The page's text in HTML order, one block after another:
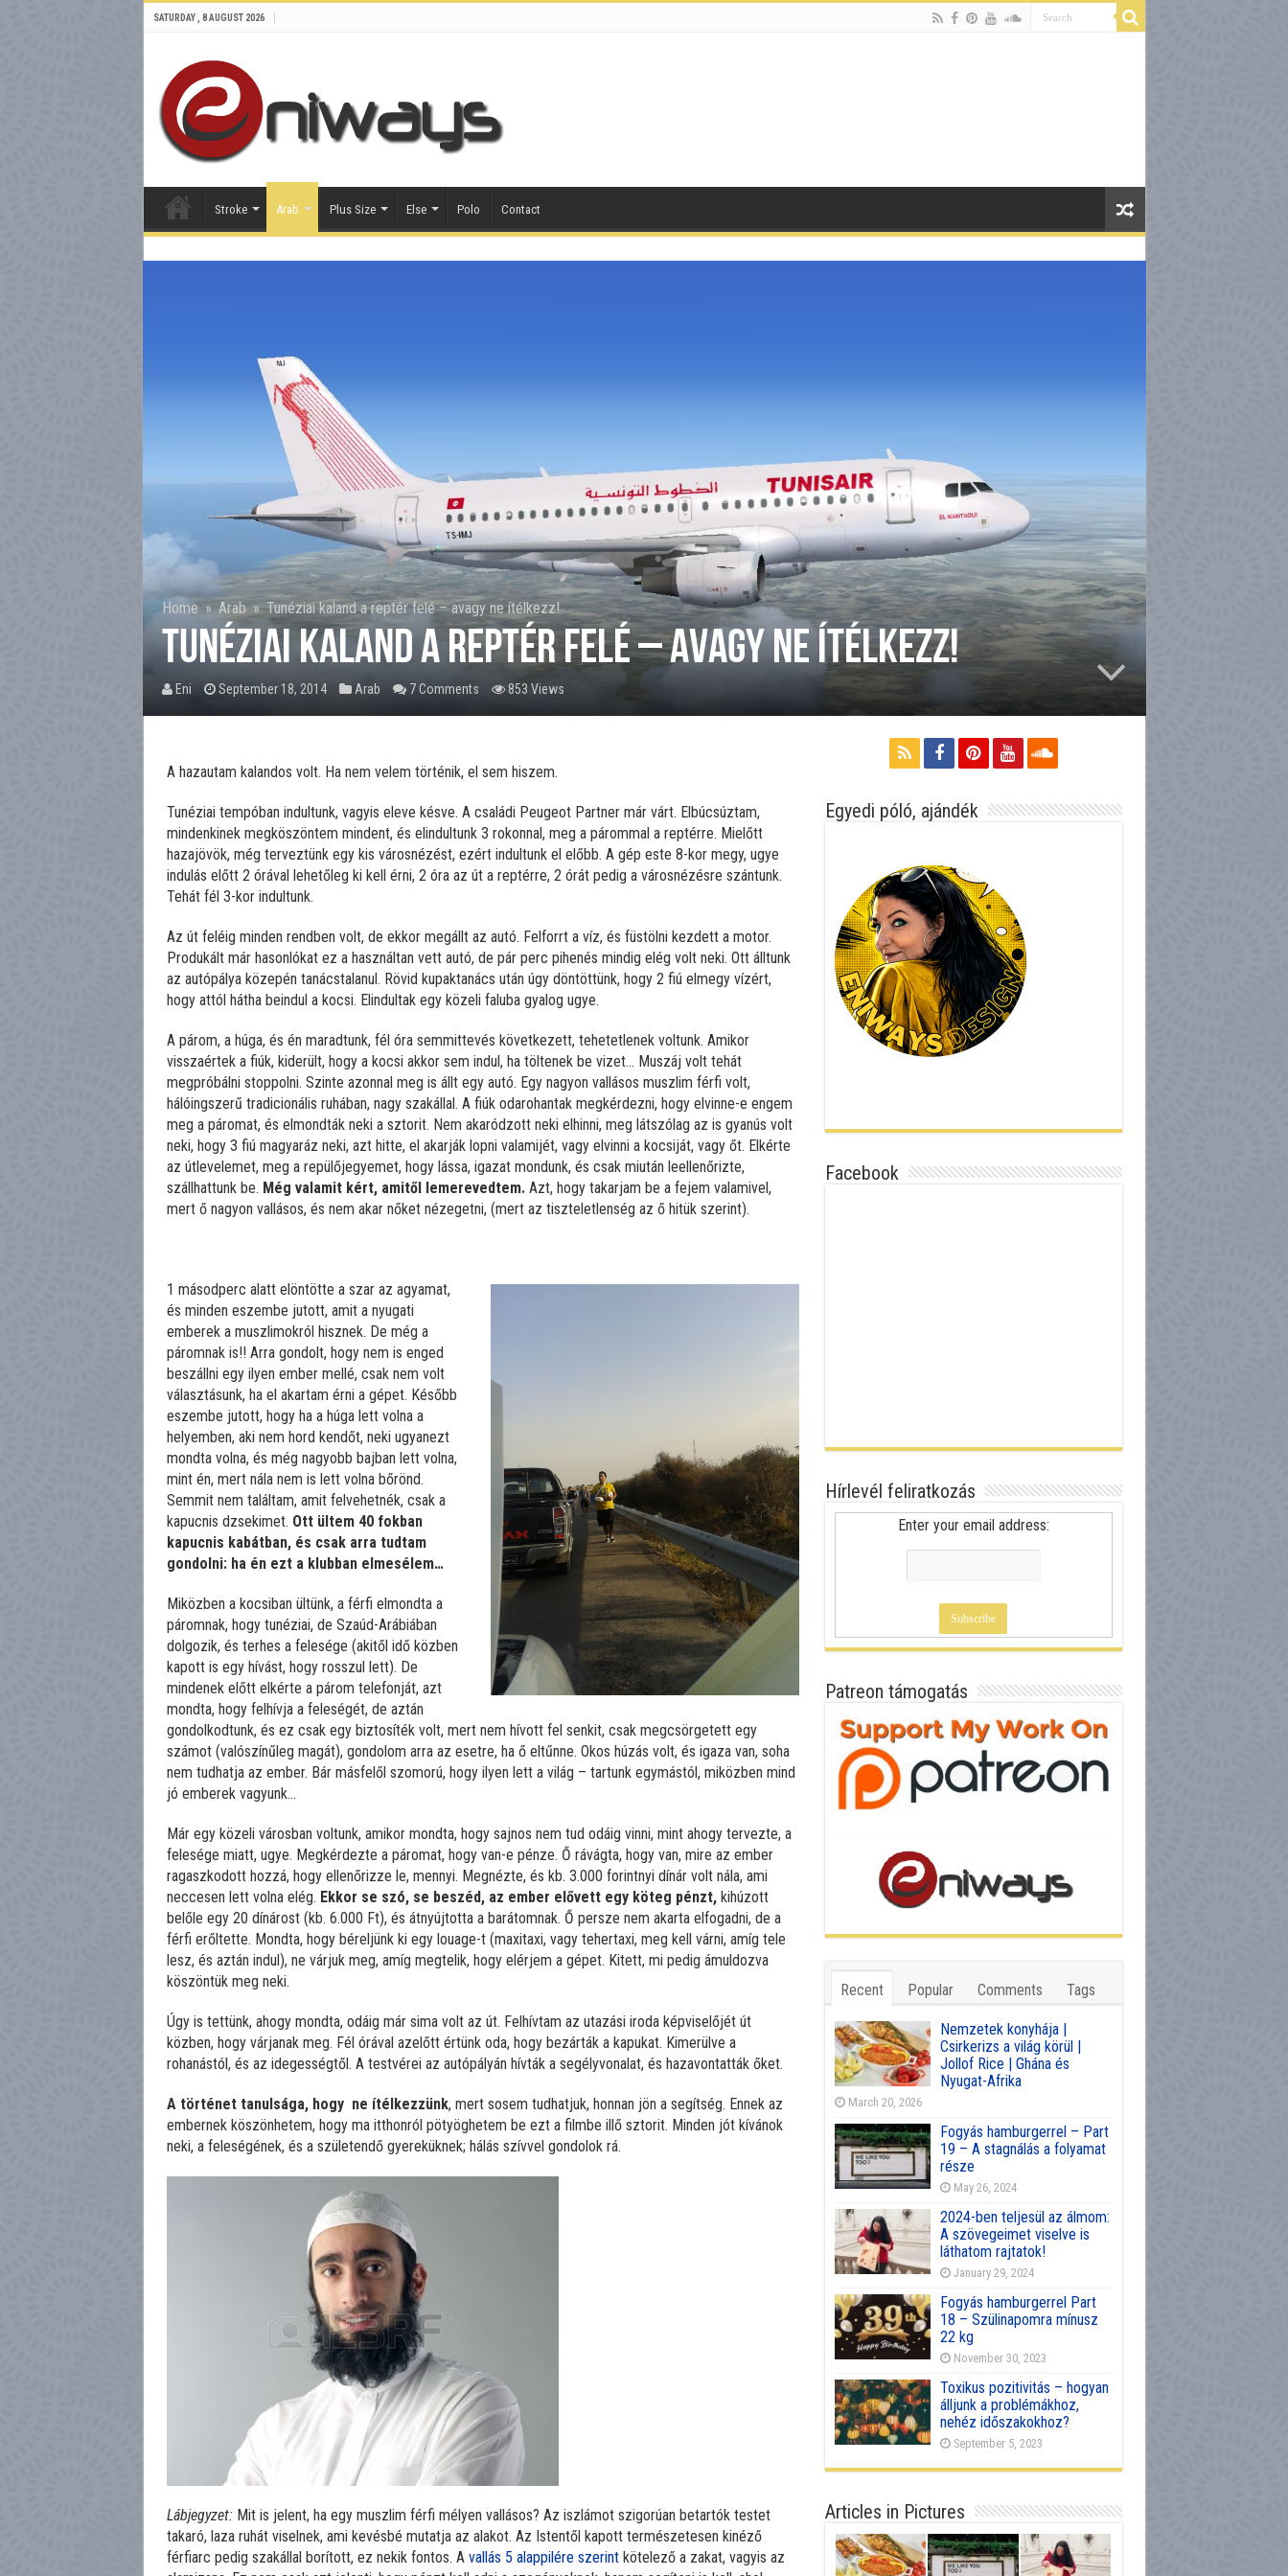
SATURDAY , 8 AUGUST 2026
Stroke Arab Plus Size Else Polo Contact
Home » Arab » Tunéziai kaland a reptér felé – avagy ne ítélkezz!
Tunéziai kaland a reptér felé – avagy ne ítélkezz!
Eni September 18, 2014 Arab 7 Comments 853 Views
A hazautam kalandos volt. Ha nem velem történik, el sem hiszem.
Tunéziai tempóban indultunk, vagyis eleve késve. A családi Peugeot Partner már várt. Elbúcsúztam,
mindenkinek megköszöntem mindent, és elindultunk 3 rokonnal, meg a párommal a reptérre. Mielőtt
hazajövök, még terveztünk egy kis városnézést, ezért indultunk el előbb. A gép este 8-kor megy, ugye
indulás előtt 2 órával lehetőleg ki kell érni, 2 óra az út a reptérre, 2 órát pedig a városnézésre szántunk.
Tehát fél 3-kor indultunk.
Az út feléig minden rendben volt, de ekkor megállt az autó. Felforrt a víz, és füstölni kezdett a motor.
Produkált már hasonlókat ez a használtan vett autó, de pár perc pihenés mindig elég volt neki. Ott álltunk
az autópálya közepén tanácstalanul. Rövid kupaktanács után úgy döntöttünk, hogy 2 fiú elmegy vízért,
hogy attól hátha beindul a kocsi. Elindultak egy közeli faluba gyalog ugye.
A párom, a húga, és én maradtunk, fél óra semmittevés következett, tehetetlenek voltunk. Amikor
visszaértek a fiúk, kiderült, hogy a kocsi akkor sem indul, ha töltenek be vizet… Muszáj volt tehát
megpróbálni stoppolni. Szinte azonnal meg is állt egy autó. Egy nagyon vallásos muszlim férfi volt,
hálóingszerű tradicionális ruhában, nagy szakállal. A fiúk odarohantak megkérdezni, hogy elvinne-e engem
meg a páromat, és elmondták neki a sztorit. Nem akaródzott neki elhinni, meg látszólag az is gyanús volt
neki, hogy 3 fiú magyaráz neki, azt hitte, el akarják lopni valamijét, vagy elvinni a kocsiját, vagy őt. Elkérte
az útlevelemet, meg a repülőjegyemet, hogy lássa, igazat mondunk, és csak miután leellenőrizte,
szállhattunk be. Még valamit kért, amitől lemerevedtem.Azt, hogy takarjam be a fejem valamivel,
mert ő nagyon vallásos, és nem akar nőket nézegetni, (mert az tiszteletlenség az ő hitük szerint).
1 másodperc alatt elöntötte a szar az agyamat,
és minden eszembe jutott, amit a nyugati
emberek a muszlimokról hisznek. De még a
páromnak is!! Arra gondolt, hogy nem is enged
beszállni egy ilyen ember mellé, csak nem volt
választásunk, ha el akartam érni a gépet. Később
eszembe jutott, hogy ha a húga lett volna a
helyemben, aki nem hord kendőt, neki ugyanezt
mondta volna, és még nagyobb bajban lett volna,
mint én, mert nála nem is lett volna bőrönd.
Semmit nem találtam, amit felvehetnék, csak a
kapucnis dzsekimet. Ott ültem 40 fokban
kapucnis kabátban, és csak arra tudtam
gondolni: ha én ezt a klubban elmesélem…
Miközben a kocsiban ültünk, a férfi elmondta a
páromnak, hogy tunéziai, de Szaúd-Arábiában
dolgozik, és terhes a felesége (akitől idő közben
kapott is egy hívást, hogy rosszul lett). De
mindenek előtt elkérte a párom telefonját, azt
mondta, hogy felhívja a feleségét, de aztán
gondolkodtunk, és ez csak egy biztosíték volt, mert nem hívott fel senkit, csak megcsörgetett egy
számot (valószínűleg magát), gondolom arra az esetre, ha ő eltűnne. Okos húzás volt, és igaza van, soha
nem tudhatja az ember. Bár másfelől szomorú, hogy ilyen lett a világ – tartunk egymástól, miközben mind
jó emberek vagyunk…
Már egy közeli városban voltunk, amikor mondta, hogy sajnos nem tud odáig vinni, mint ahogy tervezte, a
felesége miatt, ugye. Megkérdezte a páromat, hogy van-e pénze. Ő rávágta, hogy van, mire az ember
ragaszkodott hozzá, hogy ellenőrizze le, mennyi. Megnézte, és kb. 3.000 forintnyi dínár volt nála, ami
neccesen lett volna elég. Ekkor se szó, se beszéd, az ember elővett egy köteg pénzt,kihúzott
belőle egy 20 dínárost (kb. 6.000 Ft), és átnyújtotta a barátomnak. Ő persze nem akarta elfogadni, de a
férfi erőltette. Mondta, hogy béreljünk ki egy louage-t (maxitaxi, vagy tehertaxi, meg kell várni, amíg tele
lesz, és aztán indul), ne várjuk meg, amíg megtelik, hogy elérjem a gépet. Kitett, mi pedig ámuldozva
köszöntük meg neki.
Úgy is tettünk, ahogy mondta, odáig már sima volt az út. Felhívtam az utazási iroda képviselőjét út
közben, hogy várjanak meg. Fél órával azelőtt értünk oda, hogy bezárták a kapukat. Kimerülve a
rohanástól, és az idegességtől. A testvérei az autópályán hívták a segélyvonalat, és hazavontatták őket.
A történet tanulsága, hogy ne ítélkezzünk, mert sosem tudhatjuk, honnan jön a segítség. Ennek az
embernek köszönhetem, hogy ma itthonról pötyöghetem be ezt a filmbe illő sztorit. Minden jót kívánok
neki, a feleségének, és a születendő gyereküknek; hálás szívvel gondolok rá.
Lábjegyzet:Mit is jelent, ha egy muszlim férfi mélyen vallásos? Az iszlámot szigorúan betartók testet
takaró, laza ruhát viselnek, ami kevésbé mutatja az alakot. Az Istentől kapott természetesen kinéző
férfiarc pedig szakállal borított, ez nekik fontos. A vallás 5 alappilére szerint kötelező a zakat, vagyis az
Egyedi póló, ajándék
Facebook
Hírlevél feliratkozás
Enter your email address:
Patreon támogatás
Recent Popular Comments Tags
Nemzetek konyhája |
Csirkerizs a világ körül |
Jollof Rice | Ghána és
Nyugat-Afrika
March 20, 2026
Fogyás hamburgerrel – Part
19 – A stagnálás a folyamat
része
May 26, 2024
2024-ben teljesül az álmom:
A szövegeimet viselve is
láthatom rajtatok!
January 29, 2024
Fogyás hamburgerrel Part
18 – Szülinapomra mínusz
22 kg
November 30, 2023
Toxikus pozitivitás – hogyan
álljunk a problémákhoz,
nehéz időszakokhoz?
September 5, 2023
Articles in Pictures